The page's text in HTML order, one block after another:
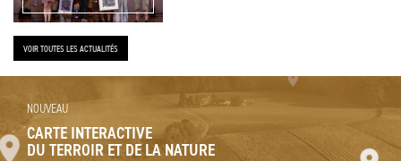
VOIR TOUTES LES ACTUALITÉS
NOUVEAU
CARTE INTERACTIVE
DU TERROIR ET DE LA NATURE